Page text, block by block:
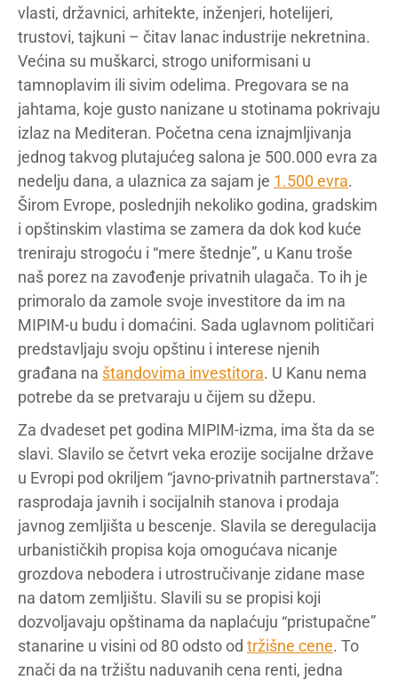
vlasti, državnici, arhitekte, inženjeri, hotelijeri,
trustovi, tajkuni – čitav lanac industrije nekretnina.
Većina su muškarci, strogo uniformisani u
tamnoplavim ili sivim odelima. Pregovara se na
jahtama, koje gusto nanizane u stotinama pokrivaju
izlaz na Mediteran. Početna cena iznajmljivanja
jednog takvog plutajućeg salona je 500.000 evra za
nedelju dana, a ulaznica za sajam je 1.500 evra.
Širom Evrope, poslednjih nekoliko godina, gradskim
i opštinskim vlastima se zamera da dok kod kuće
treniraju strogoću i “mere štednje”, u Kanu troše
naš porez na zavođenje privatnih ulagača. To ih je
primoralo da zamole svoje investitore da im na
MIPIM-u budu i domaćini. Sada uglavnom političari
predstavljaju svoju opštinu i interese njenih
građana na štandovima investitora. U Kanu nema
potrebe da se pretvaraju u čijem su džepu.
Za dvadeset pet godina MIPIM-izma, ima šta da se
slavi. Slavilo se četvrt veka erozije socijalne države
u Evropi pod okriljem “javno-privatnih partnerstava”:
rasprodaja javnih i socijalnih stanova i prodaja
javnog zemljišta u bescenje. Slavila se deregulacija
urbanističkih propisa koja omogućava nicanje
grozdova nebodera i utrostručivanje zidane mase
na datom zemljištu. Slavili su se propisi koji
dozvoljavaju opštinama da naplaćuju “pristupačne”
stanarine u visini od 80 odsto od tržišne cene. To
znači da na tržištu naduvanih cena renti, jedna